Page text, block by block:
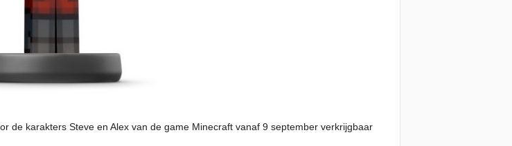
de karakters Steve en Alex van de game Minecraft vanaf 9 september verkrijgbaar